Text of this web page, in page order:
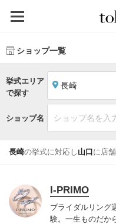
ショップ一覧
挙式エリア
で探す
長崎
ショップ名
長崎の挙式に対応し 山口 に店
I-PRIMO
ブライダルリング
験。一生ものだか